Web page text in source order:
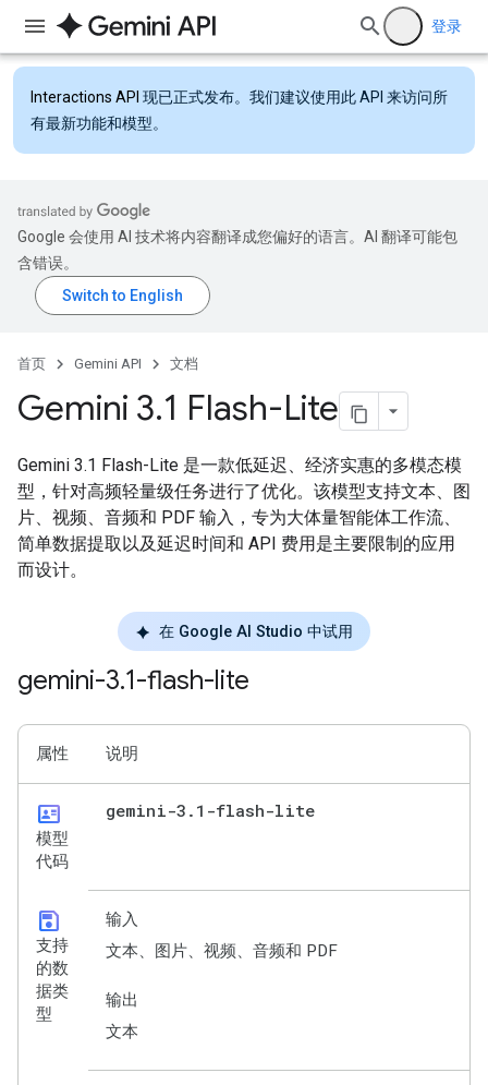
登录
Interactions API 现已正式发布。我们建议使用此 API 来访问所
有最新功能和模型。
Google 会使用 AI 技术将内容翻译成您偏好的语言。AI 翻译可能包
含错误。
首页 Gemini API 文档
Gemini 3.1 Flash-Lite
Gemini 3.1 Flash-Lite 是一款低延迟、经济实惠的多模态模
型，针对高频轻量级任务进行了优化。该模型支持文本、图
片、视频、音频和 PDF 输入，专为大体量智能体工作流、
简单数据提取以及延迟时间和 API 费用是主要限制的应用
而设计。
在 Google AI Studio 中试用
gemini-3.1-flash-lite
属性 说明
id_card
模型
代码
gemini-3 . 1-flash-lite
save
支持
的数
据类
型
输入
文本、图片、视频、音频和 PDF
输出
文本